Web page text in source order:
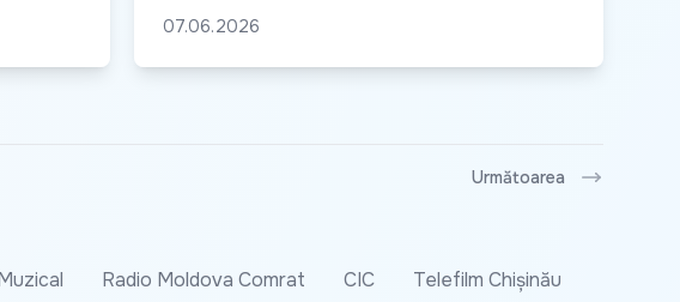
07.06.2026
Următoarea
Radio Moldova Comrat CIC
Telefilm Chișinău